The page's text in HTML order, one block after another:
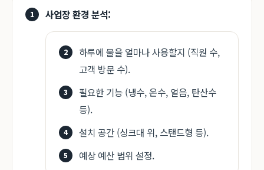
사업장 환경 분석:
하루에 물을 얼마나 사용할지 (직원 수,
고객 방문 수).
필요한 기능 (냉수, 온수, 얼음, 탄산수
등).
설치 공간 (싱크대 위, 스탠드형 등).
예상 예산 범위 설정.